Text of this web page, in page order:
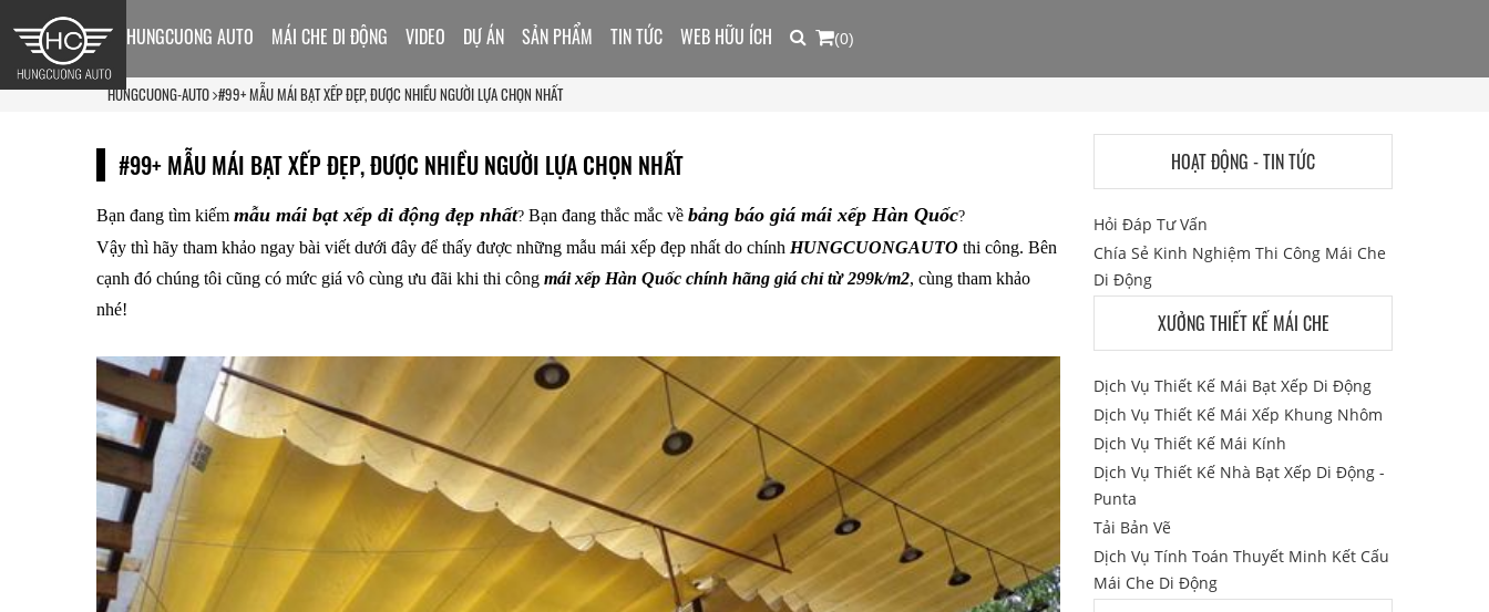
HUNGCUONG AUTO MÁI CHE DI ĐỘNG VIDEO DỰ ÁN SẢN PHẨM TIN TỨC WEB HỮU ÍCH (0)
HUNGCUONG-AUTO #99+ MẪU MÁI BẠT XẾP ĐẸP, ĐƯỢC NHIỀU NGƯỜI LỰA CHỌN NHẤT
#99+ MẪU MÁI BẠT XẾP ĐẸP, ĐƯỢC NHIỀU NGƯỜI LỰA CHỌN NHẤT
Bạn đang tìm kiếm mẫu mái bạt xếp di động đẹp nhất? Bạn đang thắc mắc về bảng báo giá mái xếp Hàn Quốc?
Vậy thì hãy tham khảo ngay bài viết dưới đây để thấy được những mẫu mái xếp đẹp nhất do chính HUNGCUONGAUTO thi công. Bên
cạnh đó chúng tôi cũng có mức giá vô cùng ưu đãi khi thi công mái xếp Hàn Quốc chính hãng giá chỉ từ 299k/m2, cùng tham khảo
nhé!
HOẠT ĐỘNG - TIN TỨC
Hỏi Đáp Tư Vấn
Chía Sẻ Kinh Nghiệm Thi Công Mái Che
Di Động
XƯỞNG THIẾT KẾ MÁI CHE
Dịch Vụ Thiết Kế Mái Bạt Xếp Di Động
Dịch Vụ Thiết Kế Mái Xếp Khung Nhôm
Dịch Vụ Thiết Kế Mái Kính
Dịch Vụ Thiết Kế Nhà Bạt Xếp Di Động -
Punta
Tải Bản Vẽ
Dịch Vụ Tính Toán Thuyết Minh Kết Cấu
Mái Che Di Động